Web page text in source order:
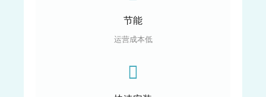
节能
运营成本低